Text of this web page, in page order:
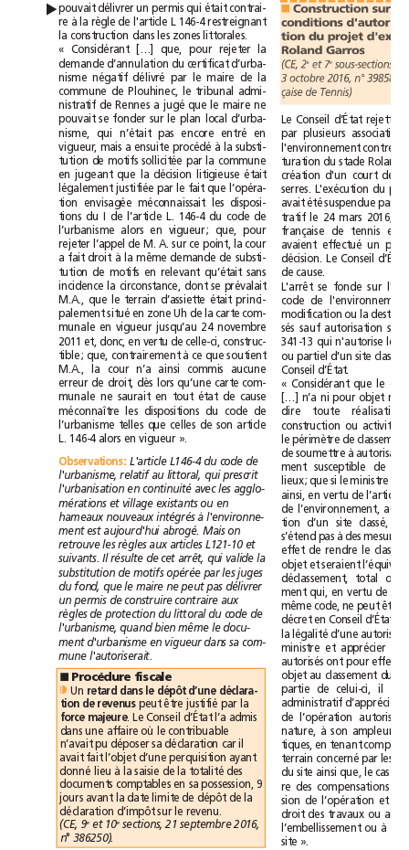
pouvait délivrer un permis qui était contrai-
re à la règle de l'article L 146-4 restreignant
la construction dans les zones littorales.
« Considérant que, pour rejeter la
d emande d’annulation du certificat d’urba-
nisme négatif délivré par le maire de la
commune de Plouhinec, le tribunal
admi-
nistratif
de Rennes a jugé que le maire
ne
pouvait se fonder sur le plan d’urba-
nisme, qui n’était pas encore entré en
vigueur, mais a ensuite procédé à la substi-
tution de motifs sollicitée par la commune
en jugeant que la décision litigieuse était
légalement justifiée par le fait que l’opéra-
tion envisagée méconnaissait les
disposi-
tions
du I de l’article L. 146-4 du code
de
l’urbanisme
alors en vigueur; que,
pour
rejeter
de M. A. sur ce point, la
cour
a
fait droit à la même demande de
substi-
tution
de motifs en relevant qu’était sans
incidence la circonstance, dont se prévalait
M.A., que le terrain d’assiette était
princi-
palement
situé en zone Uh de la carte com-
munale en vigueur jusqu’au 24novembre
2011 et, donc, en vertu de construc-
tible; que, contrairementà ce que soutient
M.A., la cour n’a ainsi commis aucune
erreur de droit, dès lors qu’une carte com-
munale ne saurait en tout état de
cause
méconnaître
les dispositions du code
de
l’urbanisme
telles que celles de son article
L. 146-4 alors en vigueur ».
Observations: L'article L146-4 du code
de
l'urbanisme,
relatif au littoral, qui prescrit
l'urbanisation en continuité avec les
agglo-
mérations
et village existants ou
en
hameaux
nouveaux intégrés à l'environne-
ment est aujourd'hui abrogé. Mais
on
retrouve
les règles aux articles L121-10 et
suivants. Il résulte de cet arrêt, qui valide la
substitution
de motifs opérée par les
juges
du
fond, que le maire ne peut pas
délivrer
un
permis de construire contraire
aux
règles
de protection du littoral du code
de
l'urbanisme,
quand bien même le docu-
ment d'urbanisme en vigueur dans sa
com-
mune
l'autoriserait.
Construction sur
conditions
tion du projet
Roland Garros
(CE, 2e et 7e sous-sections
3octobre2016,
çaise de Tennis)
Le d’État
par plusieurs
l'environnement contre
turation du stade
création d'un court de
serres. L'exécution du
avait été suspendue par
tratif le 24mars
2016,
française
de tennis
avaient
effectué un
décision. Le
de cause.
L'arrêt se fonde sur
code de
modification ou la
sés sauf
autorisation
341-13
qui n'autorise le
ou
partiel d'un site
d’État.
« Considérant que le
n’a ni pour objet
dire
toute
construction ou
le
périmètre de
de soumettre à
ment susceptible de
lieux; que si le ministre
ainsi, en vertu de
de l’environnement,
tion d’un site classé,
s’étend pas à des
effet
de rendre le
objet et seraient
déclassement, total
ment
qui, en vertu
de
même
code, ne peut
décret en
la légalité d’une
ministre et apprécier
autorisés
ont pour effet
objet
au classement
du
partie
de celui-ci,
administratif
de l’opération
nature, à son ampleur
tiques,
en tenant
terrain
concerné par les
du site ainsi que, le cas
re des
compensations
sion
de l’opération
et
droit
des travaux
ou
l’embellissement
ou à
site ».
Procédure fiscale
❘◗ Un retard dans le dépôt d’une
déclara-
tion
de revenus peut être justifié par la
force majeure. Le d’État l’a admis
dans une affaire où le contribuable
n’avait pu déposer sa déclaration car
avait fait l’objet d’une perquisition ayant
donné lieu à la saisie de la totalité des
documents comptables en sa possession, 9
jours
avant la date limite de dépôt de la
déclaration d’impôt sur le revenu.
(CE, 9e et 10e sections, 21septembre
2016,
n°386250).
▲